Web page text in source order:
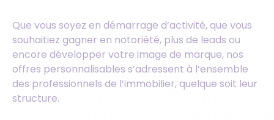
Que vous soyez en démarrage d’activité, que vous
souhaitiez gagner en notoriété, plus de leads ou
encore développer votre image de marque, nos
offres personnalisables s’adressent à l’ensemble
des professionnels de l’immobilier, quelque soit leur
structure.